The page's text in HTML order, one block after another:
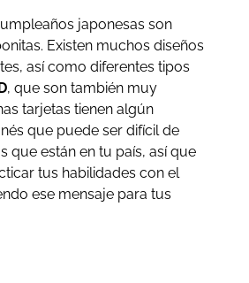
japonesas son
Existen muchos diseños
así como diferentes tipos
, que son también muy
tarjetas tienen algún
que puede ser difícil de
que están en tu país, así que
tus habilidades con el
ese mensaje para tus